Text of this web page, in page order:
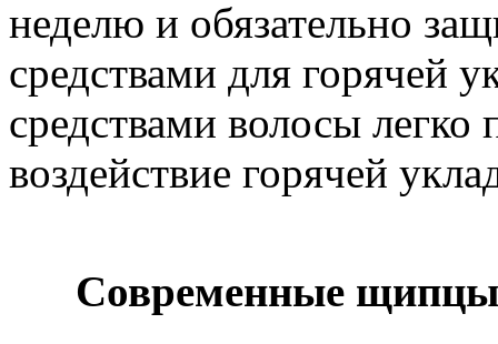
неделю и обязательно
средствами для горячей
средствами волосы легко
воздействие горячей
Современные щипцы